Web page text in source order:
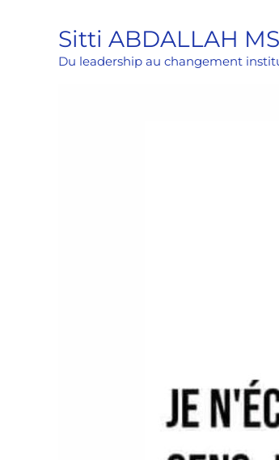
Sitti ABDALLAH
Du leadership au changement